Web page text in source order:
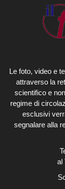
Le foto, video e
attraverso la
scientifico e
regime di
esclusivi
segnalare alla
al